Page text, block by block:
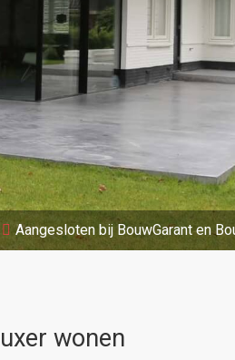
Aangesloten bij BouwGarant en
wonen